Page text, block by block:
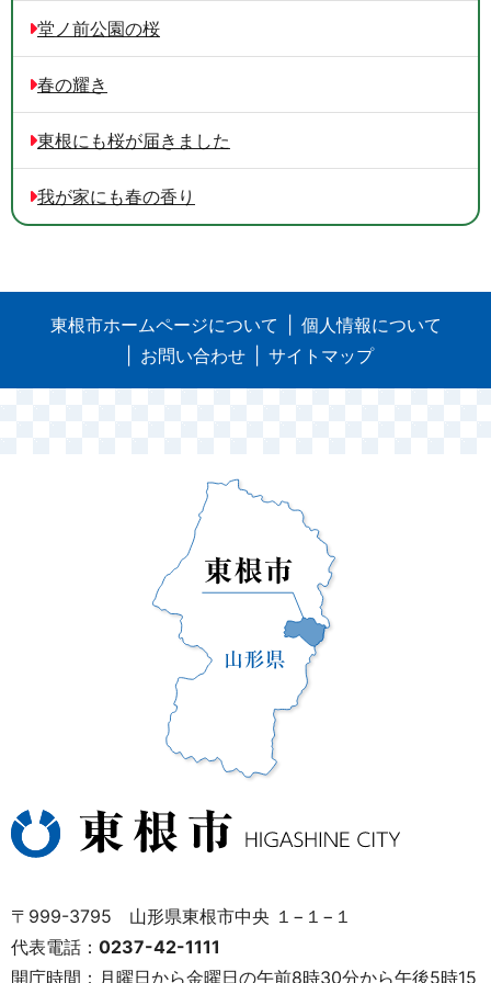
堂ノ前公園の桜
春の耀き
東根にも桜が届きました
我が家にも春の香り
東根市ホームページについて
個人情報について
お問い合わせ
サイトマップ
〒999-3795 山形県東根市中央 １−１−１
代表電話： 0237-42-1111
開庁時間：月曜日から金曜日の午前8時30分から午後5時15